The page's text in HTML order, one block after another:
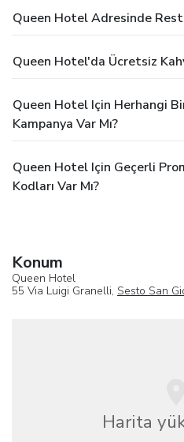
Queen Hotel Adresinde
Queen Hotel'da Ücretsiz
Queen Hotel Için Herhangi
Kampanya Var Mı?
Queen Hotel Için Geçerli
Kodları Var Mı?
Konum
Queen Hotel
55 Via Luigi Granelli, Sesto San
Harita